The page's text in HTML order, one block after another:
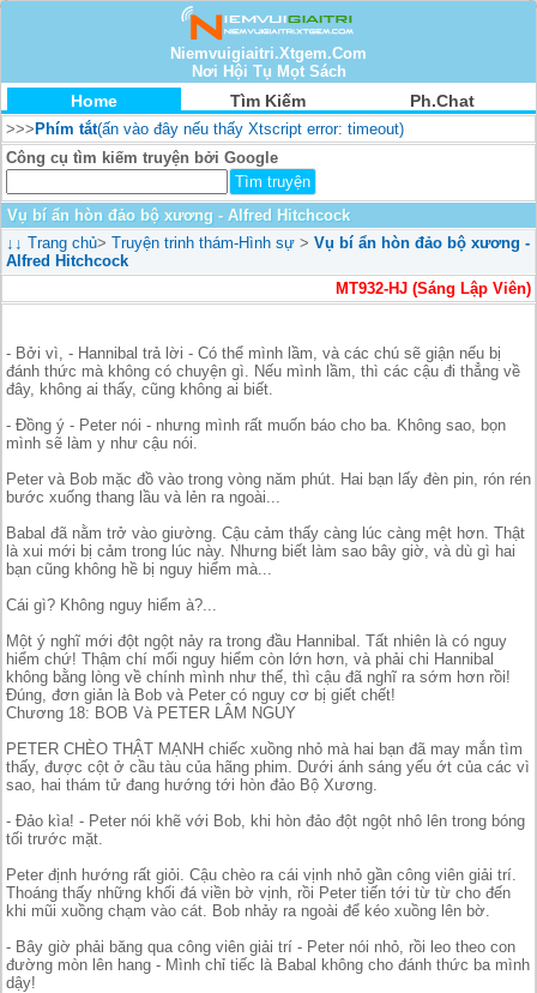
Niemvuigiaitri.Xtgem.Com
Nơi Hội Tụ Mọt Sách
Home Tìm Kiếm Ph.Chat
>>>Phím tắt(ấn vào đây nếu thấy Xtscript error: timeout)
Công cụ tìm kiếm truyện bởi Google
Vụ bí ẩn hòn đảo bộ xương - Alfred Hitchcock
↓↓ Trang chủ> Truyện trinh thám-Hình sự > Vụ bí ẩn hòn đảo bộ xương -
Alfred Hitchcock
MT932-HJ (Sáng Lập Viên)
- Bởi vì, - Hannibal trả lời - Có thể mình lầm, và các chú sẽ giận nếu bị
đánh thức mà không có chuyện gì. Nếu mình lầm, thì các cậu đi thẳng về
đây, không ai thấy, cũng không ai biết.
- Đồng ý - Peter nói - nhưng mình rất muốn báo cho ba. Không sao, bọn
mình sẽ làm y như cậu nói.
Peter và Bob mặc đồ vào trong vòng năm phút. Hai bạn lấy đèn pin, rón rén
bước xuống thang lầu và lẻn ra ngoài...
Babal đã nằm trở vào giường. Cậu cảm thấy càng lúc càng mệt hơn. Thật
là xui mới bị cảm trong lúc này. Nhưng biết làm sao bây giờ, và dù gì hai
bạn cũng không hề bị nguy hiểm mà...
Cái gì? Không nguy hiểm à?...
Một ý nghĩ mới đột ngột nảy ra trong đầu Hannibal. Tất nhiên là có nguy
hiểm chứ! Thậm chí mối nguy hiểm còn lớn hơn, và phải chi Hannibal
không bằng lòng về chính mình như thế, thì cậu đã nghĩ ra sớm hơn rồi!
Đúng, đơn giản là Bob và Peter có nguy cơ bị giết chết!
Chương 18: BOB Và PETER LÂM NGUY
PETER CHÈO THẬT MẠNH chiếc xuồng nhỏ mà hai bạn đã may mắn tìm
thấy, được cột ở cầu tàu của hãng phim. Dưới ánh sáng yếu ớt của các vì
sao, hai thám tử đang hướng tới hòn đảo Bộ Xương.
- Đảo kìa! - Peter nói khẽ với Bob, khi hòn đảo đột ngột nhô lên trong bóng
tối trước mặt.
Peter định hướng rất giỏi. Cậu chèo ra cái vịnh nhỏ gần công viên giải trí.
Thoáng thấy những khối đá viền bờ vịnh, rồi Peter tiến tới từ từ cho đến
khi mũi xuồng chạm vào cát. Bob nhảy ra ngoài để kéo xuồng lên bờ.
- Bây giờ phải băng qua công viên giải trí - Peter nói nhỏ, rồi leo theo con
đường mòn lên hang - Mình chỉ tiếc là Babal không cho đánh thức ba mình
dậy!